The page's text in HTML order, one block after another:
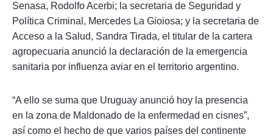
Senasa, Rodolfo Acerbi; la secretaria de Seguridad y
Política Criminal, Mercedes La Gioiosa; y la secretaria de
Acceso a la Salud, Sandra Tirada, el titular de la cartera
agropecuaria anunció la declaración de la emergencia
sanitaria por influenza aviar en el territorio argentino.
“A ello se suma que Uruguay anunció hoy la presencia
en la zona de Maldonado de la enfermedad en cisnes”,
así como el hecho de que varios países del continente